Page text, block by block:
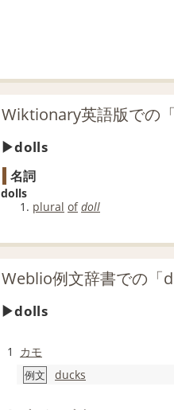
Wiktionary英語版での
dolls
名詞
dolls
plural of doll
Weblio例文辞書での「
dolls
1 カモ
例文 ducks